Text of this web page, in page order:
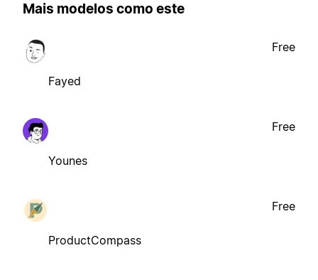
Mais modelos como este
Fayed
Free
Younes
Free
ProductCompass
Free